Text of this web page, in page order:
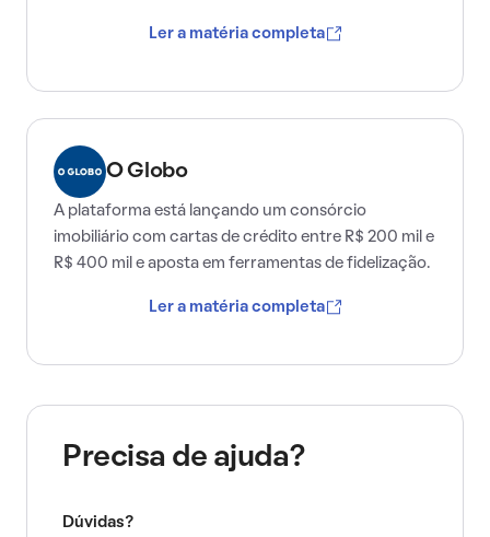
Ler a matéria completa
O Globo
A plataforma está lançando um consórcio
imobiliário com cartas de crédito entre R$ 200 mil e
R$ 400 mil e aposta em ferramentas de fidelização.
Ler a matéria completa
Precisa de ajuda?
Dúvidas?